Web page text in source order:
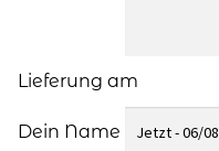
Lieferung am
Dein Name